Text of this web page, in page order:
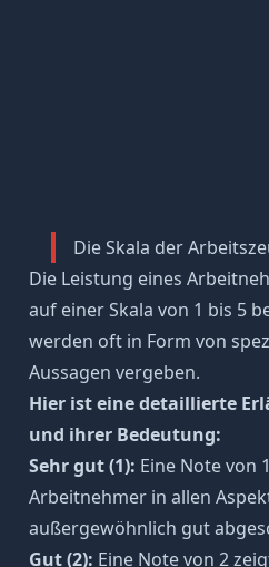
Die Skala der
Die Leistung eines
auf einer Skala von 1 bis 5
werden oft in Form von
Aussagen vergeben.
Hier ist eine detaillierte
und ihrer Bedeutung:
Sehr gut (1): Eine Note von
Arbeitnehmer in allen
außergewöhnlich gut
Gut (2): Eine Note von 2